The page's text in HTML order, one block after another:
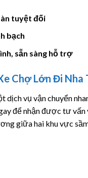
tuyệt đối
bạch
sẵn sàng hỗ trợ
Chợ Lớn Đi Nha
dịch vụ vận chuyển
để nhận được tư vấn
giữa hai khu vực